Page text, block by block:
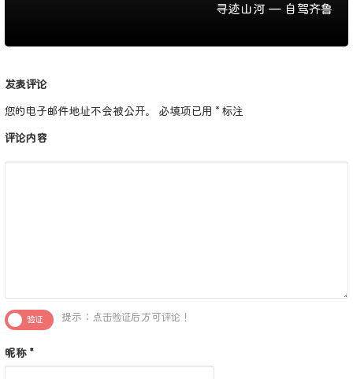
寻迹山河 — 自驾齐鲁
发表评论
您的电子邮件地址不会被公开。 必填项已用 * 标注
评论内容
提示：点击验证后方可评论！
昵称 *